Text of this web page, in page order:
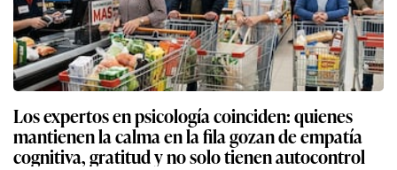
Los expertos en psicología coinciden: quienes
mantienen la calma en la fila gozan de empatía
cognitiva, gratitud y no solo tienen autocontrol